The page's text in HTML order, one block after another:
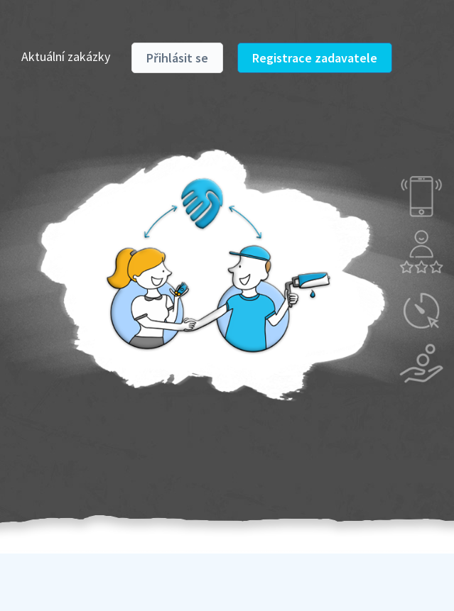
Aktuální zakázky Přihlásit se Registrace zadavatele